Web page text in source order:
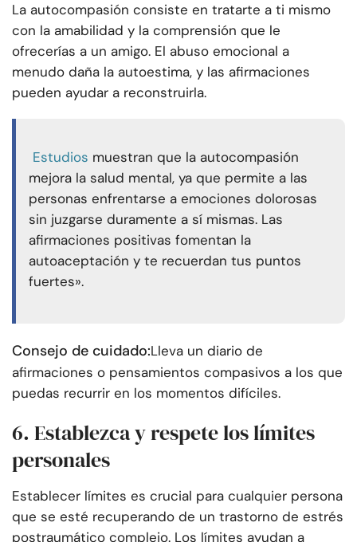
La autocompasión consiste en tratarte a ti mismo
con la amabilidad y la comprensión que le
ofrecerías a un amigo. El abuso emocional a
menudo daña la autoestima, y las afirmaciones
pueden ayudar a reconstruirla.
Estudios muestran que la autocompasión
mejora la salud mental, ya que permite a las
personas enfrentarse a emociones dolorosas
sin juzgarse duramente a sí mismas. Las
afirmaciones positivas fomentan la
autoaceptación y te recuerdan tus puntos
fuertes».
Consejo de cuidado:Lleva un diario de
afirmaciones o pensamientos compasivos a los que
puedas recurrir en los momentos difíciles.
6. Establezca y respete los límites
personales
Establecer límites es crucial para cualquier persona
que se esté recuperando de un trastorno de estrés
postraumático complejo. Los límites ayudan a